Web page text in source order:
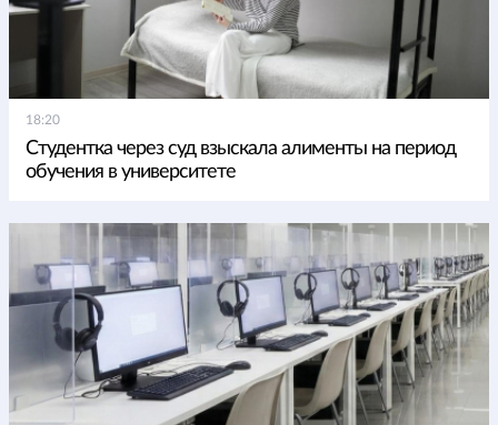
18:20
Студентка через суд взыскала алименты на период
обучения в университете